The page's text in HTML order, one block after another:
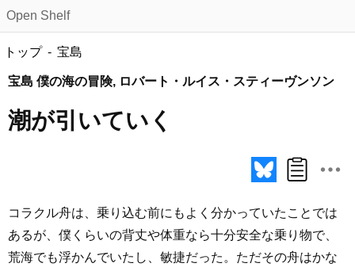
Open Shelf
トップ 宝島
宝島 僕の海の冒険, ロバート・ルイス・スティーヴンソン
潮が引いていく
コラクル舟は、乗り込む前にもよく分かっていたことでは
あるが、僕くらいの背丈や体重なら十分安全な乗り物で、
荒海でも浮かんでいたし、敏捷だった。ただその舟はかな